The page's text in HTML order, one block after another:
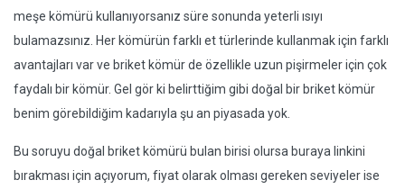
meşe kömürü kullanıyorsanız süre sonunda yeterli ısıyı
bulamazsınız. Her kömürün farklı et türlerinde kullanmak için farklı
avantajları var ve briket kömür de özellikle uzun pişirmeler için çok
faydalı bir kömür. Gel gör ki belirttiğim gibi doğal bir briket kömür
benim görebildiğim kadarıyla şu an piyasada yok.
Bu soruyu doğal briket kömürü bulan birisi olursa buraya linkini
bırakması için açıyorum, fiyat olarak olması gereken seviyeler ise